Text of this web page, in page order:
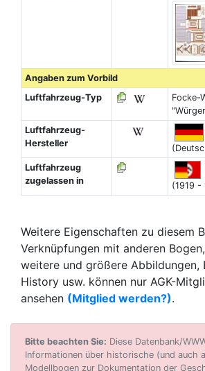
Angaben zum Vorbild
Luftfahrzeug-Typ
Focke-
Luftfahrzeug-
Hersteller
Luftfahrzeug
zugelassen in
(1919 -
Weitere Eigenschaften zu diesem
Verknüpfungen mit anderen
weitere und größere Abbildungen,
History usw. können nur AGK-
ansehen (Mitglied werden?).
Bitte beachten Sie: Diese Datenbank/
Informationen über historische (und auch
Modellbogen zur Dokumentation der